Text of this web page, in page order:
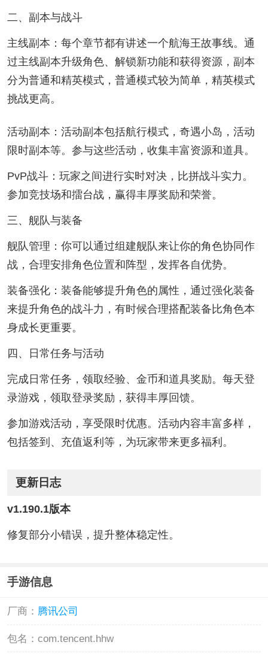
二、副本与战斗
主线副本：每个章节都有讲述一个航海王故事线。通
过主线副本升级角色、解锁新功能和获得资源，副本
分为普通和精英模式，普通模式较为简单，精英模式
挑战更高。
活动副本：活动副本包括航行模式，奇遇小岛，活动
限时副本等。参与这些活动，收集丰富资源和道具。
PvP战斗：玩家之间进行实时对决，比拼战斗实力。
参加竞技场和擂台战，赢得丰厚奖励和荣誉。
三、舰队与装备
舰队管理：你可以通过组建舰队来让你的角色协同作
战，合理安排角色位置和阵型，发挥各自优势。
装备强化：装备能够提升角色的属性，通过强化装备
来提升角色的战斗力，有时候合理搭配装备比角色本
身成长更重要。
四、日常任务与活动
完成日常任务，领取经验、金币和道具奖励。每天登
录游戏，领取登录奖励，获得丰厚回馈。
参加游戏活动，享受限时优惠。活动内容丰富多样，
包括签到、充值返利等，为玩家带来更多福利。
更新日志
v1.190.1版本
修复部分小错误，提升整体稳定性。
手游信息
厂商： 腾讯公司
包名： com.tencent.hhw